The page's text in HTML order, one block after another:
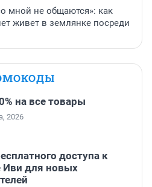
мной не общаются»: как
живет в землянке посреди
на все товары
2026
доступа к
Иви для новых